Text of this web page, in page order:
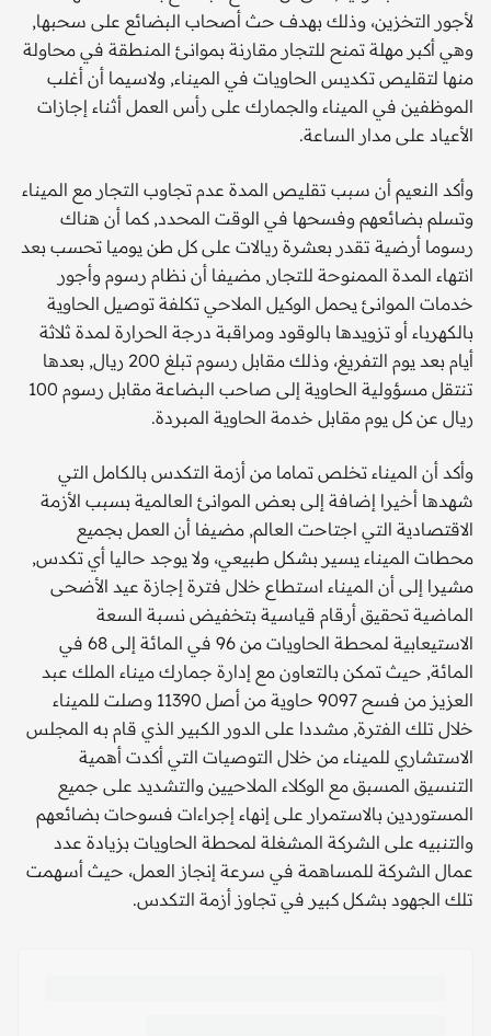
لأجور التخزين، وذلك بهدف حث أصحاب البضائع على سحبها,
وهي أكبر مهلة تمنح للتجار مقارنة بموانئ المنطقة في محاولة
منها لتقليص تكديس الحاويات في الميناء, ولاسيما أن أغلب
الموظفين في الميناء والجمارك على رأس العمل أثناء إجازات
الأعياد على مدار الساعة.
وأكد النعيم أن سبب تقليص المدة عدم تجاوب التجار مع الميناء
وتسلم بضائعهم وفسحها في الوقت المحدد, كما أن هناك
رسوما أرضية تقدر بعشرة ريالات على كل طن يوميا تحسب بعد
انتهاء المدة الممنوحة للتجار, مضيفا أن نظام رسوم وأجور
خدمات الموانئ يحمل الوكيل الملاحي تكلفة توصيل الحاوية
بالكهرباء أو تزويدها بالوقود ومراقبة درجة الحرارة لمدة ثلاثة
أيام بعد يوم التفريغ، وذلك مقابل رسوم تبلغ 200 ريال, بعدها
تنتقل مسؤولية الحاوية إلى صاحب البضاعة مقابل رسوم 100
ريال عن كل يوم مقابل خدمة الحاوية المبردة.
وأكد أن الميناء تخلص تماما من أزمة التكدس بالكامل التي
شهدها أخيرا إضافة إلى بعض الموانئ العالمية بسبب الأزمة
الاقتصادية التي اجتاحت العالم, مضيفا أن العمل بجميع
محطات الميناء يسير بشكل طبيعي، ولا يوجد حاليا أي تكدس,
مشيرا إلى أن الميناء استطاع خلال فترة إجازة عيد الأضحى
الماضية تحقيق أرقام قياسية بتخفيض نسبة السعة
الاستيعابية لمحطة الحاويات من 96 في المائة إلى 68 في
المائة, حيث تمكن بالتعاون مع إدارة جمارك ميناء الملك عبد
العزيز من فسح 9097 حاوية من أصل 11390 وصلت للميناء
خلال تلك الفترة, مشددا على الدور الكبير الذي قام به المجلس
الاستشاري للميناء من خلال التوصيات التي أكدت أهمية
التنسيق المسبق مع الوكلاء الملاحيين والتشديد على جميع
المستوردين بالاستمرار على إنهاء إجراءات فسوحات بضائعهم
والتنبيه على الشركة المشغلة لمحطة الحاويات بزيادة عدد
عمال الشركة للمساهمة في سرعة إنجاز العمل، حيث أسهمت
تلك الجهود بشكل كبير في تجاوز أزمة التكدس.